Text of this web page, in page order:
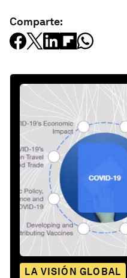
Comparte:
LA VISIÓN GLOBAL